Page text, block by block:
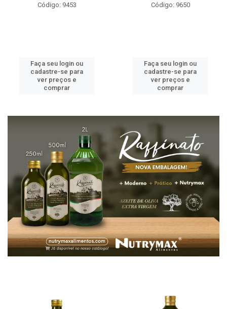
Código: 9453
Faça seu login ou
cadastre-se para
ver preços e
comprar
Código: 9650
Faça seu login ou
cadastre-se para
ver preços e
comprar